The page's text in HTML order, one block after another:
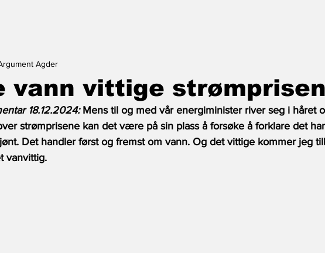
vann vittige
Agder
18.12.2024: Mens til og med vår energiminister river seg i håret
strømprisene kan det være på sin plass å forsøke å forklare det
Det handler først og fremst om vann. Og det vittige kommer jeg
vanvittig.